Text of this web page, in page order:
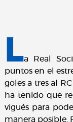
La Real
puntos en el
goles a tres al
ha tenido que
vigués para
manera posible.